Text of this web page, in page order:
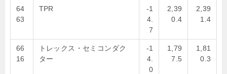
64
63
TPR
-1
4.
7
2,39
0.4
2,39
1.4
66
16
トレックス・セミコンダク
ター
-1
4.
0
1,79
7.5
1,81
0.3